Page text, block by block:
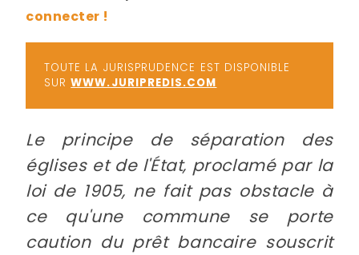
connecter !
TOUTE LA JURISPRUDENCE EST DISPONIBLE
SURWWW.JURIPREDIS.COM
Le principe de séparation des
églises et de l'État, proclamé par la
loi de 1905, ne fait pas obstacle à
ce qu'une commune se porte
caution du prêt bancaire souscrit